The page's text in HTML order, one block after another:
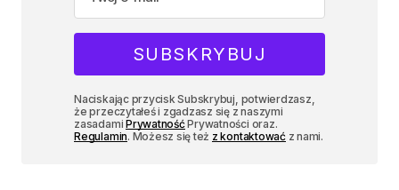
Naciskając przycisk Subskrybuj, potwierdzasz,
że przeczytałeś i zgadzasz się z naszymi
zasadamiPrywatnośćPrywatności oraz.
Regulamin. Możesz się też z kontaktowaćz nami.